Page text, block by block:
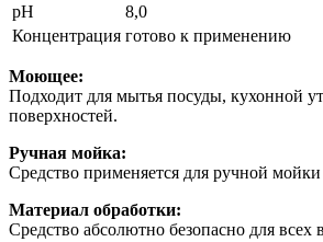
pH
8,0
Концентрация готово к применению
Моющее:
Подходит для мытья посуды, кухонной
поверхностей.
Ручная мойка:
Средство применяется для ручной мойки
Материал обработки:
Средство абсолютно безопасно для всех